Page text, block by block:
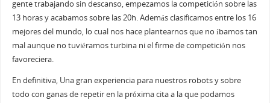
gente trabajando sin descanso, empezamos la competición sobre las
13 horas y acabamos sobre las 20h. Además clasificamos entre los 16
mejores del mundo, lo cual nos hace plantearnos que no íbamos tan
mal aunque no tuviéramos turbina ni el firme de competición nos
favoreciera.
En definitiva, Una gran experiencia para nuestros robots y sobre
todo con ganas de repetir en la próxima cita a la que podamos